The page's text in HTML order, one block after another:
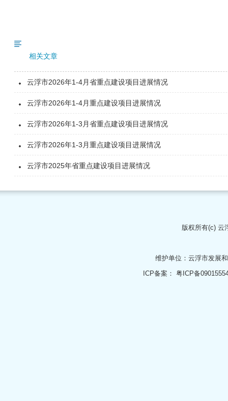
相关文章
云浮市2026年1-4月省重点建设项目进展情况
云浮市2026年1-4月重点建设项目进展情况
云浮市2026年1-3月省重点建设项目进展情况
云浮市2026年1-3月重点建设项目进展情况
云浮市2025年省重点建设项目进展情况
版权所有(c) 云
维护单位：云浮市发展
ICP备案： 粤ICP备